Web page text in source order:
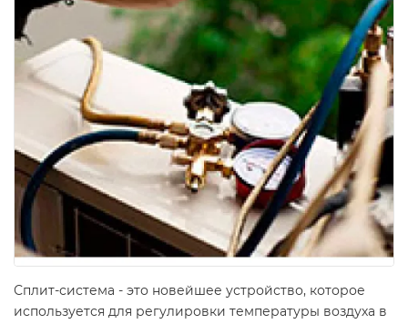
Сплит-система - это новейшее устройство, которое
используется для регулировки температуры воздуха в